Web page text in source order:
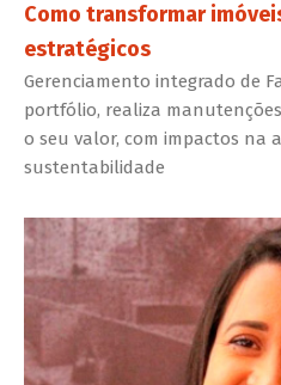
Como transformar
estratégicos
Gerenciamento integrado de
portfólio, realiza
o seu valor, com impactos na
sustentabilidade